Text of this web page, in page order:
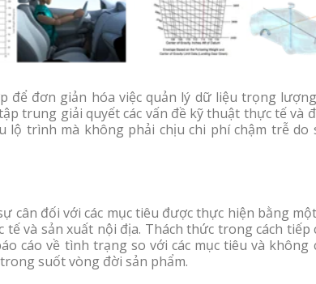
để đơn giản hóa việc quản lý dữ liệu trọng
trung giải quyết các vấn đề kỹ thuật thực tế và
lộ trình mà không phải chịu chi phí chậm trễ do
cân đối với các mục tiêu được thực hiện bằng
và sản xuất nội địa. Thách thức trong cách tiếp
cáo về tình trạng so với các mục tiêu và không
suốt vòng đời sản phẩm.